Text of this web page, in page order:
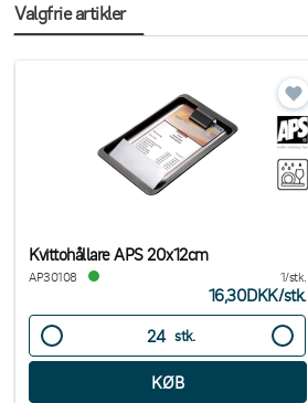
Valgfrie artikler
Kvittohållare APS 20x12cm
AP30108 1/stk.
16,30DKK/stk.
stk.